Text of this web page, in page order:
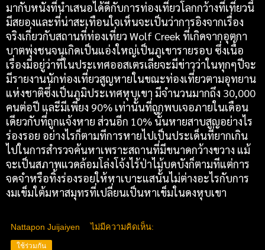
มากับหนังที่นำเสนอได้ดีกับการท่องเที่ยวโลกกว้างที่เที่ยวนี้
มีสยองและที่น่าสะเทือนใจเห็นจะเป็นว่าการอิงจากเรื่อง
จริงเกี่ยวกับสถานที่ท่องเที่ยว Wolf Creek ที่เกิดจากอุตกา
บาตพุ่งชนจนเกิดเป็นแอ่งใหญ่เป็นภูเขารายรอบ ซึ่งเนื้อ
เรื่องมีอยู่ว่าที่ในประเทศออสเตรเลียจะมีข่าวว่าในทุกๆปีจะ
มีรายงานนักท่องเที่ยวสูญหายในขณะท่องเที่ยวตามอุทยาน
แห่งชาติซึ่งเป็นภูมิประเทศหุบเขา มีจำนวนมากถึง 30,000
คนต่อปี และีมีเพียง 90% เท่านั้นที่ถูกพบเจอภายในเดือน
เดียวกับที่ถูกแจ้งหาย ส่วนอีก 10% นั้นหายสาบสูญอย่างไร
ร่องรอย อย่างไรก็ตามทีการหายไปเป็นประเด็นที่ยากเกิน
ไปในการสำรวจค้นหาเพราะสถานที่มีขนาดกว้างขวาง แม้
จะเป็นสภาพแวดล้อมโล่งโจ้งไร้ป่าไม้บดบังก็ตามทีแต่การ
จดจำหรือทิ้งร่องรอยให้หาเบาะแสนั้นไม่ต่างอะไรกับการ
งมเข็มใต้มหาสมุทรที่เปลี่ยนเป็นหาเข็มในดงหุบเขา
Nattapon Juijaiyen ไม่มีความคิดเห็น:
ใช้ร่วมกัน